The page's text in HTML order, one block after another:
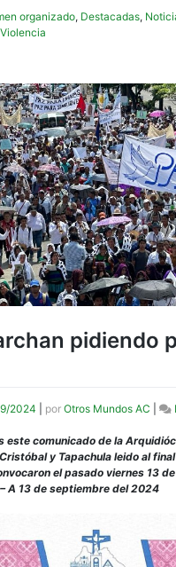
organizado, Destacadas,
Violencia
pidiendo
2024 por Otros Mundos AC
este comunicado de la
y Tapachula leido al
el pasado viernes 13
A 13 de septiembre del 2024